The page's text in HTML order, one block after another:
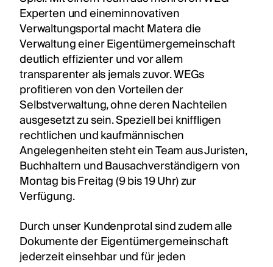
Experten und eineminnovativen
Verwaltungsportal macht Matera die
Verwaltung einer Eigentümergemeinschaft
deutlich effizienter und vor allem
transparenter als jemals zuvor. WEGs
profitieren von den Vorteilen der
Selbstverwaltung, ohne deren Nachteilen
ausgesetzt zu sein. Speziell bei kniffligen
rechtlichen und kaufmännischen
Angelegenheiten steht ein Team aus Juristen,
Buchhaltern und Bausachverständigern von
Montag bis Freitag (9 bis 19 Uhr) zur
Verfügung.
Durch unser Kundenprotal sind zudem alle
Dokumente der Eigentümergemeinschaft
jederzeit einsehbar und für jeden